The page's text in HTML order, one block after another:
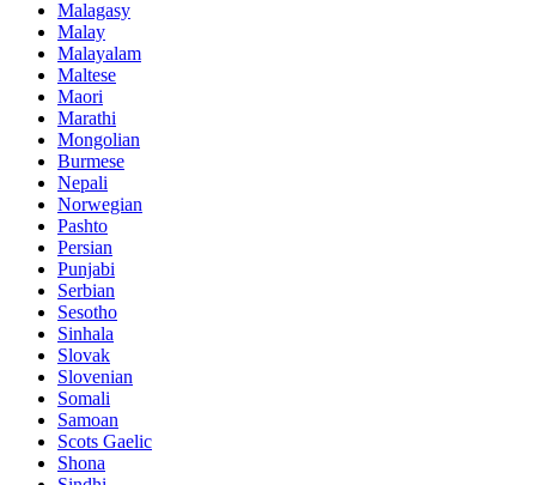
Malagasy
Malay
Malayalam
Maltese
Maori
Marathi
Mongolian
Burmese
Nepali
Norwegian
Pashto
Persian
Punjabi
Serbian
Sesotho
Sinhala
Slovak
Slovenian
Somali
Samoan
Scots Gaelic
Shona